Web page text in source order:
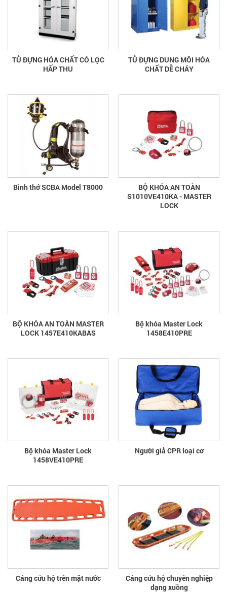
TỦ ĐỰNG HÓA CHẤT CÓ LỌC
HẤP THU
TỦ ĐỰNG DUNG MÔI HÓA
CHẤT DỄ CHÁY
Bình thở SCBA Model T8000
BỘ KHÓA AN TOÀN
S1010VE410KA - MASTER
LOCK
BỘ KHÓA AN TOÀN MASTER
LOCK 1457E410KABAS
Bộ khóa Master Lock
1458E410PRE
Bộ khóa Master Lock
1458VE410PRE
Người giả CPR loại cơ
Cáng cứu hộ trên mặt nước
Cáng cứu hộ chuyên nghiệp
dạng xuồng